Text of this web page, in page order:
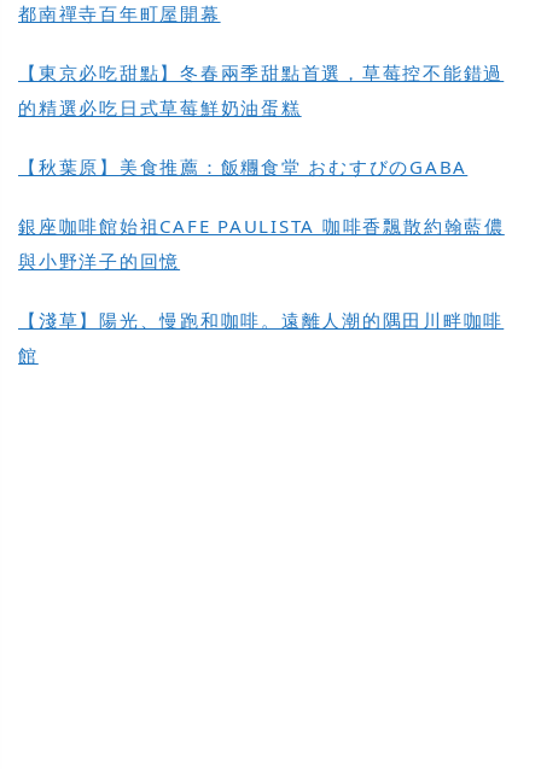
都南禪寺百年町屋開幕
【東京必吃甜點】冬春兩季甜點首選，草莓控不能錯過
的精選必吃日式草莓鮮奶油蛋糕
【秋葉原】美食推薦：飯糰食堂 おむすびのGABA
銀座咖啡館始祖CAFE PAULISTA 咖啡香飄散約翰藍儂
與小野洋子的回憶
【淺草】陽光、慢跑和咖啡。遠離人潮的隅田川畔咖啡
館